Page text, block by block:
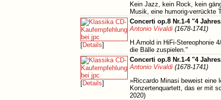
Kein Jazz, kein Rock, kein
Musik, eine humorig-verrückte
[Details]
Concerti op.8 Nr.1-4 "4
Antonio Vivaldi (1678-1741)
H.Arnold in HiFi-Stereophonie
die Bälle zuspielen."
[Details]
Concerti op.8 Nr.1-4 "4
Antonio Vivaldi (1678-1741)
»Riccardo Minasi beweist eine
Konzertenquartett, das er mit
2020)